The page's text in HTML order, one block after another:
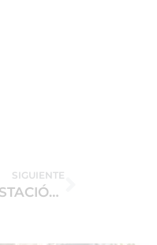
SIGUIENTE
SOLICITUD DE INSIGNIAS Y CRUCES DE PENITENCIA ÉSTACIÓN DE PENITENCIA 2016